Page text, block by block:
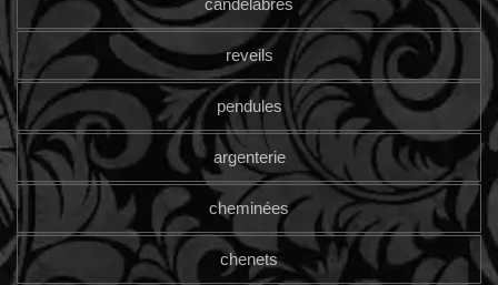
reveils
pendules
argenterie
cheminées
chenets